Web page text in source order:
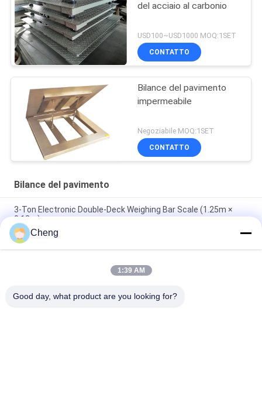
del acciaio al carbonio
USD100~USD1000 MOQ:1SET
CONTATTO
Bilance del pavimento
impermeabile
Negoziabile MOQ:1SET
CONTATTO
Bilance del pavimento
3-Ton Electronic Double-Deck Weighing Bar Scale (1.25m ×
0.12m)
Scala in sedia a rotelle medica Ospedale Sala di dialisi Sala di
riabilitazione Scala di peso con Bluetooth RS232 opzionale
Zemic H8C Load Cell 1x1m 5Ton Heavy Duty Industrial Floor
Cheng
1:39 AM
Good day, what product are you looking for?